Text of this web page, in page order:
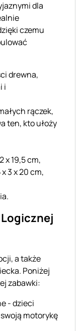
dla
czemu
drewna,
i
rączek,
ten, kto ułoży
x 19,5 cm,
3 x 20 cm,
a także
Poniżej
zabawki:
- dzieci
motorykę